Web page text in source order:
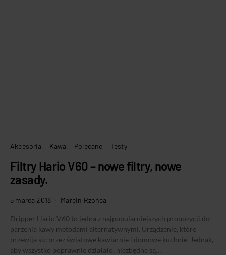
5 marca 2018 Marcin Rzońca
Dripper Hario V60 to jedna z najpopularniejszych propozycji do
parzenia kawy metodami alternatywnymi. Urządzenie, które
przewija się przez światowe kawiarnie i domowe kuchnie. Jednak,
aby wszystko poprawnie działało, niezbędne są…
CZYTAJ WPIS
PODZIEL SIĘ